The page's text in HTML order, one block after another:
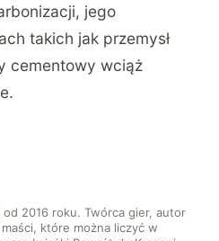
jego
takich jak przemysł
cementowy wciąż
od 2016 roku. Twórca gier, autor
które można liczyć w